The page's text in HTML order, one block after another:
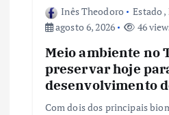
Inês Theodoro Estado ,
agosto 6, 2026
46
Meio ambiente no
preservar hoje
desenvolvimento
Com dois dos principais